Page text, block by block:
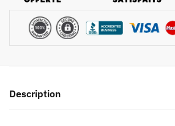
Description